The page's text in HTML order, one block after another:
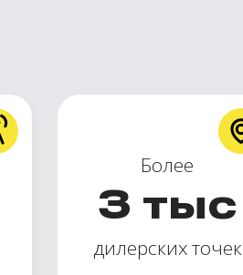
Более
3 тыс
дилерских точек